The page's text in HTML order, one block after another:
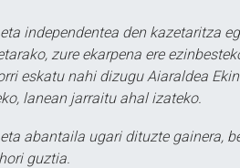
independentea den kazetaritza
zure ekarpena ere
eskatu nahi dizugu Aiaraldea
lanean jarraitu ahal izateko.
abantaila ugari dituzte gainera,
guztia.